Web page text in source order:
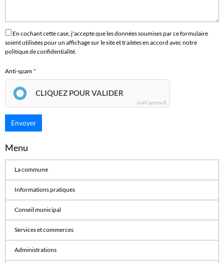
En cochant cette case, j'accepte que les données soumises par ce formulaire
soient utilisées pour un affichage sur le site et traitées en accord avec notre
politique de confidentialité.
Anti-spam
CLIQUEZ POUR VALIDER
IconCaptcha ©
Envoyer
Menu
La commune
Informations pratiques
Conseil municipal
Services et commerces
Administrations